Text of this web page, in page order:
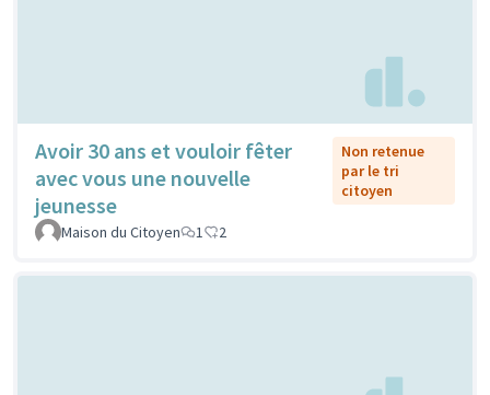
Avoir 30 ans et vouloir fêter
avec vous une nouvelle
jeunesse
Non retenue
par le tri
citoyen
Maison du Citoyen 1 2